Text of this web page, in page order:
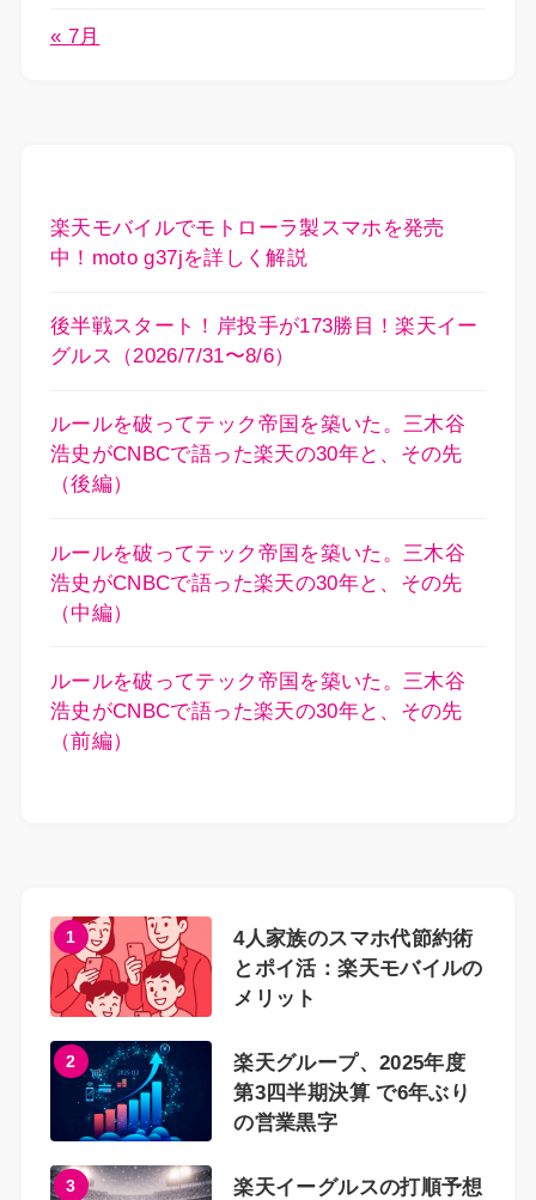
« 7月
楽天モバイルでモトローラ製スマホを発売
中！moto g37jを詳しく解説
後半戦スタート！岸投手が173勝目！楽天イー
グルス（2026/7/31〜8/6）
ルールを破ってテック帝国を築いた。三木谷
浩史がCNBCで語った楽天の30年と、その先
（後編）
ルールを破ってテック帝国を築いた。三木谷
浩史がCNBCで語った楽天の30年と、その先
（中編）
ルールを破ってテック帝国を築いた。三木谷
浩史がCNBCで語った楽天の30年と、その先
（前編）
1
4人家族のスマホ代節約術
とポイ活：楽天モバイルの
メリット
2
楽天グループ、2025年度
第3四半期決算 で6年ぶり
の営業黒字
3
楽天イーグルスの打順予想